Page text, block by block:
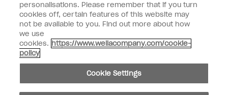
facebookinstagram
Teilen oder verkaufen Sie keine persönlichen Informationen.
Kalifornisches Gesetz zur Transparenz in der Lieferkette
© Copyright 2024, Wella Operations US LLC, Alle Rechte vorbehalten.
personalisations. Please remember that if you turn
cookies off, certain features of this website may
not be available to you. Find out more about how
we use
cookies. https://www.wellacompany.com/cookie-
policy
Cookie Settings